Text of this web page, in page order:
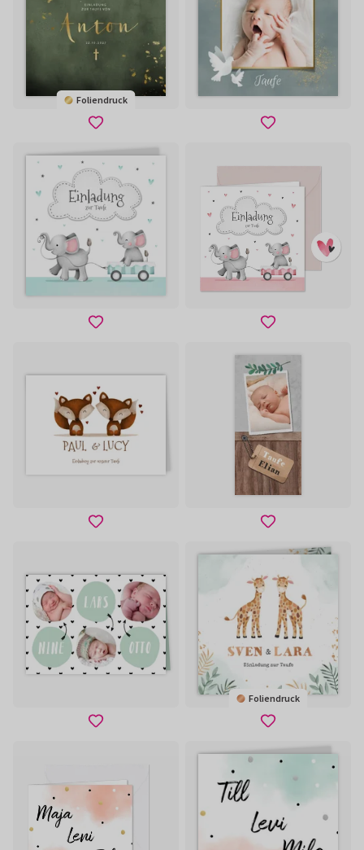
Foliendruck
Foliendruck